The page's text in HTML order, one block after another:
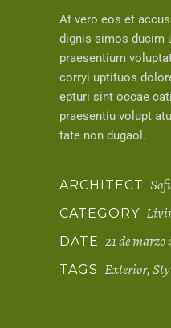
At vero eos et
dignis simos ducim
praesentium
corryi uptituos
epturi sint occae
praesentiu volupt
tate non dugaol.
ARCHITECT
CATEGORY
DATE 21 de marzo
TAGS Exterior,